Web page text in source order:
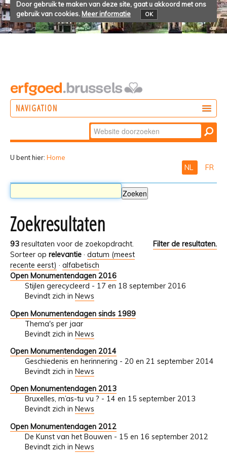
Door gebruik te maken van deze site, gaat u akkoord met ons
gebruik van cookies. Meer informatie OK
NAVIGATION
Zoek
Geavanceerd
U bent hier: Home
NL FR
Zoekresultaten
93 resultaten voor de zoekopdracht.
Filter de resultaten.
Sorteer op relevantie · datum (meest
recente eerst) · alfabetisch
Open Monumentendagen 2016
Stijlen gerecycleerd - 17 en 18 september 2016
Bevindt zich in News
Open Monumentendagen sinds 1989
Thema's per jaar
Bevindt zich in News
Open Monumentendagen 2014
Geschiedenis en herinnering - 20 en 21 september 2014
Bevindt zich in News
Open Monumentendagen 2013
Bruxelles, m’as-tu vu ? - 14 en 15 september 2013
Bevindt zich in News
Open Monumentendagen 2012
De Kunst van het Bouwen - 15 en 16 september 2012
Bevindt zich in News